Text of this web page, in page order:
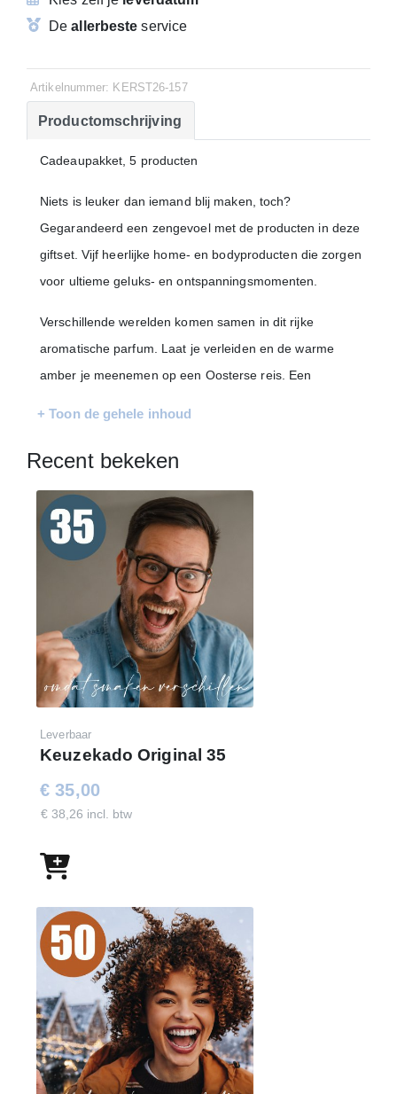
Deallerbeste service
Artikelnummer: KERST26-157
Productomschrijving
Cadeaupakket, 5 producten
Niets is leuker dan iemand blij maken, toch?
Gegarandeerd een zengevoel met de producten in deze
giftset. Vijf heerlijke home- en bodyproducten die zorgen
voor ultieme geluks- en ontspanningsmomenten.
Verschillende werelden komen samen in dit rijke
aromatische parfum. Laat je verleiden en de warme
amber je meenemen op een Oosterse reis. Een
Samengebundeld met zachte noten van mint, rabarber en
Inhoud:
Shower Foam - 200 ml
Scented Candle - 120 gr
Shower Scrub - 200 ml
Body Lotion - 40 ml
Shower Gel - 40 ml
+ Toon de gehele inhoud
Recent bekeken
Leverbaar
Keuzekado Original 35
€ 35,00
€ 38,26 incl. btw